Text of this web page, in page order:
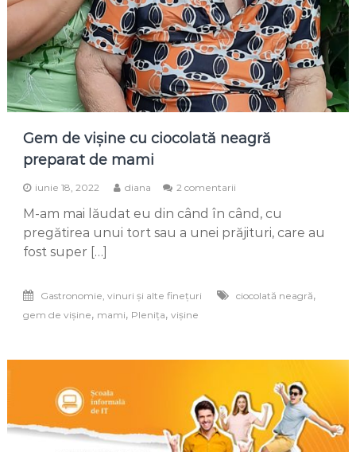
Gem de vișine cu ciocolată neagră
preparat de mami
iunie 18, 2022 diana 2 comentarii
de
vișine
de
M-am mai lăudat eu din când în când, cu
pregătirea unui tort sau a unei prăjituri, care au
fost super […]
Gastronomie, vinuri și alte finețuri ciocolată neagră,
gem de vișine, mami, Plenița, vișine